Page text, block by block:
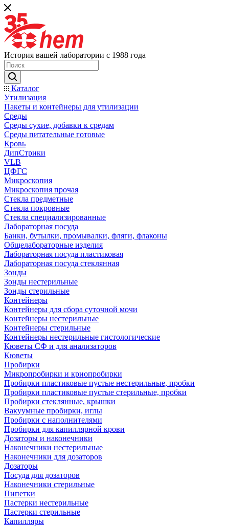
История вашей лаборатории с 1988 года
Каталог
Утилизация
Пакеты и контейнеры для утилизации
Среды
Среды сухие, добавки к средам
Среды питательные готовые
Кровь
ДипСтрики
VLB
ЦФГС
Микроскопия
Микроскопия прочая
Стекла предметные
Стекла покровные
Стекла специализированные
Лабораторная посуда
Банки, бутылки, промывалки, фляги, флаконы
Общелабораторные изделия
Лабораторная посуда пластиковая
Лабораторная посуда стеклянная
Зонды
Зонды нестерильные
Зонды стерильные
Контейнеры
Контейнеры для сбора суточной мочи
Контейнеры нестерильные
Контейнеры стерильные
Контейнеры нестерильные гистологические
Кюветы СФ и для анализаторов
Кюветы
Пробирки
Микропробирки и криопробирки
Пробирки пластиковые пустые нестерильные, пробки
Пробирки пластиковые пустые стерильные, пробки
Пробирки стеклянные, крышки
Вакуумные пробирки, иглы
Пробирки с наполнителями
Пробирки для капиллярной крови
Дозаторы и наконечники
Наконечники нестерильные
Наконечники для дозаторов
Дозаторы
Посуда для дозаторов
Наконечники стерильные
Пипетки
Пастерки нестерильные
Пастерки стерильные
Капилляры